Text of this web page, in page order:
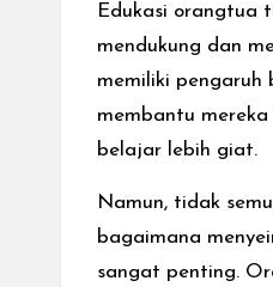
Edukasi orangtua
mendukung dan
memiliki
membantu
belajar lebih giat.
Namun, tidak
bagaimana
sangat penting.